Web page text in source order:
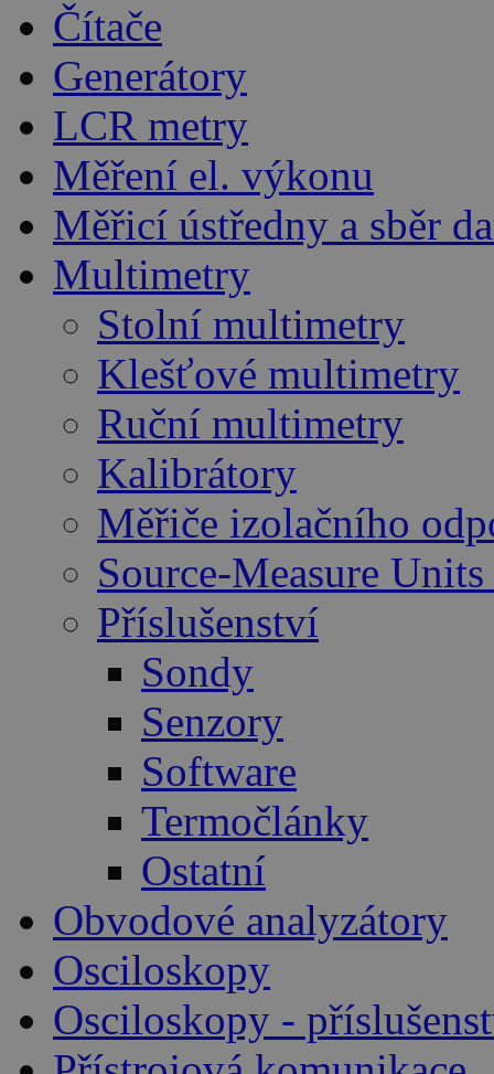
Čítače
Generátory
LCR metry
Měření el. výkonu
Měřicí ústředny a sběr
Multimetry
Stolní multimetry
Klešťové multimetry
Ruční multimetry
Kalibrátory
Měřiče izolačního
Source-Measure
Příslušenství
Sondy
Senzory
Software
Termočlánky
Ostatní
Obvodové analyzátory
Osciloskopy
Osciloskopy -